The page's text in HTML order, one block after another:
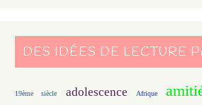
DES IDÉES DE LECTURE
19ème siècle adolescence Afrique